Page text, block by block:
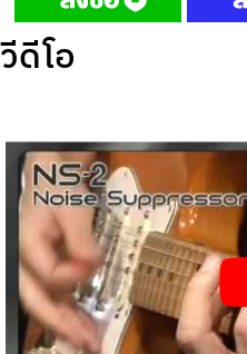
วีดีโอ